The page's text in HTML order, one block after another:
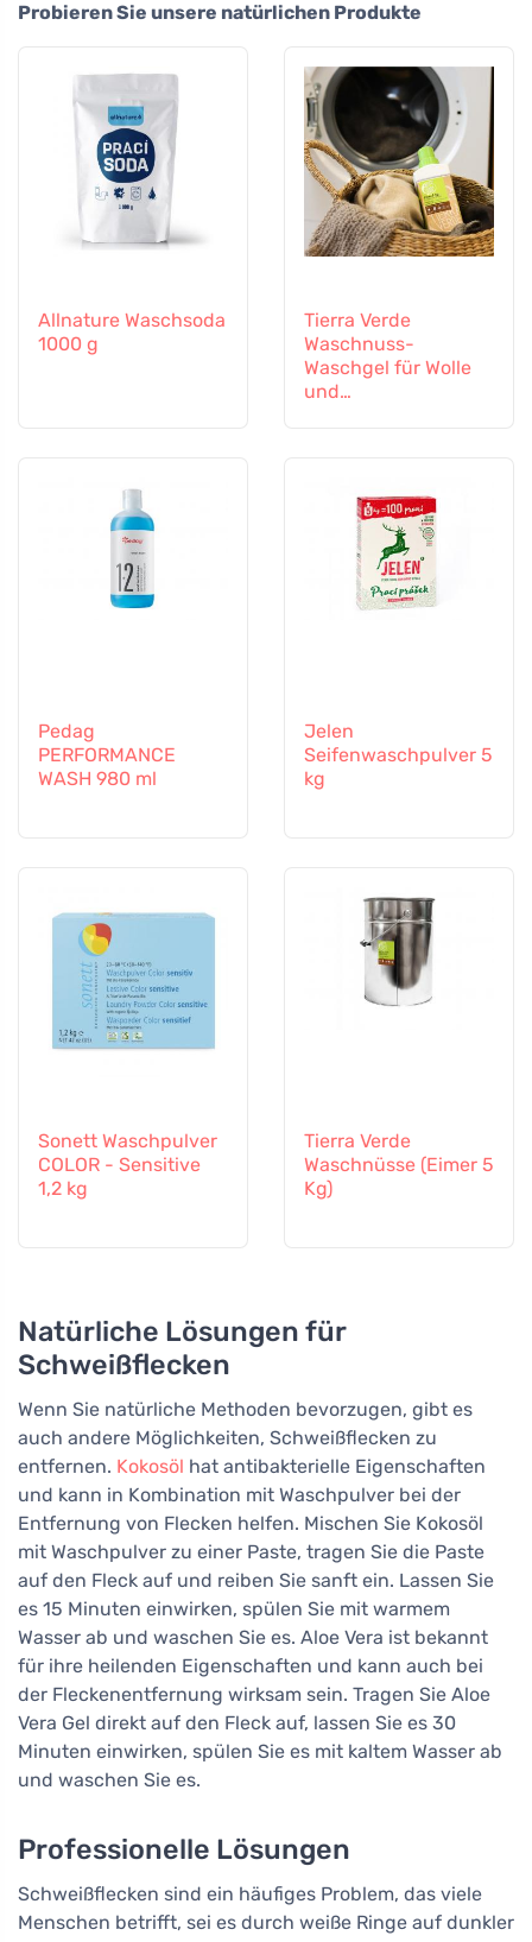
Probieren Sie unsere natürlichen Produkte
Allnature Waschsoda
1000 g
Tierra Verde
Waschnuss-
Waschgel für Wolle
und
Pedag
PERFORMANCE
WASH 980 ml
Jelen
Seifenwaschpulver 5
kg
Sonett Waschpulver
COLOR - Sensitive
1,2 kg
Tierra Verde
Waschnüsse (Eimer 5
Kg)
Natürliche Lösungen für
Schweißflecken
Wenn Sie natürliche Methoden bevorzugen, gibt es
auch andere Möglichkeiten, Schweißflecken zu
entfernen. Kokosöl hat antibakterielle Eigenschaften
und kann in Kombination mit Waschpulver bei der
Entfernung von Flecken helfen. Mischen Sie Kokosöl
mit Waschpulver zu einer Paste, tragen Sie die Paste
auf den Fleck auf und reiben Sie sanft ein. Lassen Sie
es 15 Minuten einwirken, spülen Sie mit warmem
Wasser ab und waschen Sie es. Aloe Vera ist bekannt
für ihre heilenden Eigenschaften und kann auch bei
der Fleckenentfernung wirksam sein. Tragen Sie Aloe
Vera Gel direkt auf den Fleck auf, lassen Sie es 30
Minuten einwirken, spülen Sie es mit kaltem Wasser ab
und waschen Sie es.
Professionelle Lösungen
Schweißflecken sind ein häufiges Problem, das viele
Menschen betrifft, sei es durch weiße Ringe auf dunkler